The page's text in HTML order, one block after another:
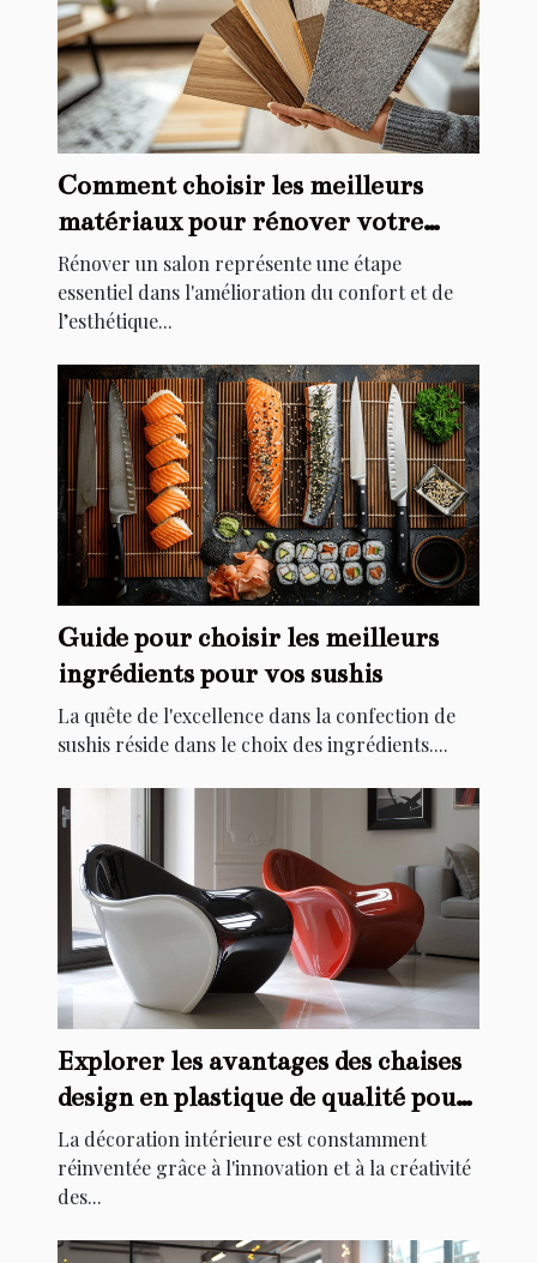
Comment choisir les meilleurs
matériaux pour rénover votre
salon
Rénover un salon représente une étape
essentiel dans l'amélioration du confort et de
l’esthétique...
Guide pour choisir les meilleurs
ingrédients pour vos sushis
La quête de l'excellence dans la confection de
sushis réside dans le choix des ingrédients....
Explorer les avantages des chaises
design en plastique de qualité pour
la décoration intérieure
La décoration intérieure est constamment
réinventée grâce à l'innovation et à la créativité
des...